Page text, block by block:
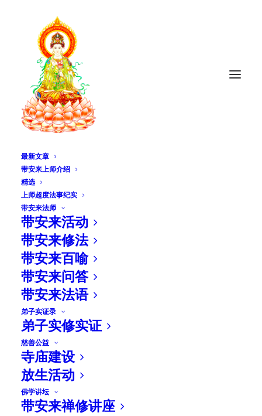
最新文章
带安来上师介绍
精选
上师超度法事纪实
带安来法师
带安来活动
带安来修法
带安来百喻
带安来问答
带安来法语
弟子实证录
弟子实修实证
慈善公益
寺庙建设
放生活动
佛学讲坛
带安来禅修讲座
2023年农历七月三十 地
藏菩萨圣诞
2023年9月14日 | IN 佛家殊胜节日